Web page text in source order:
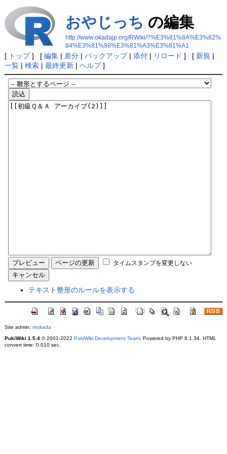
おやじっち の編集
http://www.okadajp.org/RWiki/?%E3%81%8A%E3%82%
84%E3%81%98%E3%81%A3%E3%81%A1
[ トップ] [ 編集| 差分| バックアップ| 添付| リロード ] [ 新規 |
一覧| 検索| 最終更新| ヘルプ]
タイムスタンプを変更しない
テキスト整形のルールを表示する
Site admin: mokada
PukiWiki 1.5.4© 2001-2022 PukiWiki Development Team. Powered by PHP 8.1.34. HTML
convert time: 0.010 sec.